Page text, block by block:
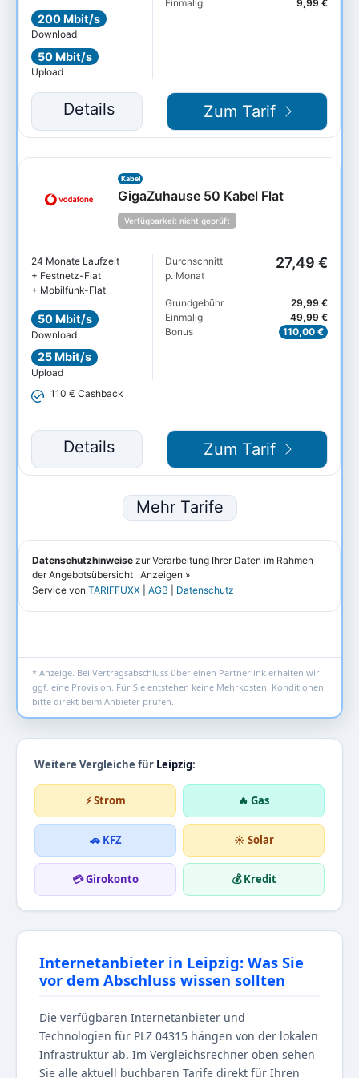
* Anzeige. Bei Vertragsabschluss über einen Partnerlink erhalten wir
ggf. eine Provision. Für Sie entstehen keine Mehrkosten. Konditionen
bitte direkt beim Anbieter prüfen.
Weitere Vergleiche für Leipzig:
⚡ Strom 🔥 Gas
🚗 KFZ ☀️ Solar
💳 Girokonto 💰 Kredit
Internetanbieter in Leipzig: Was Sie
vor dem Abschluss wissen sollten
Die verfügbaren Internetanbieter und
Technologien für PLZ 04315 hängen von der lokalen
Infrastruktur ab. Im Vergleichsrechner oben sehen
Sie alle aktuell buchbaren Tarife direkt für Ihren